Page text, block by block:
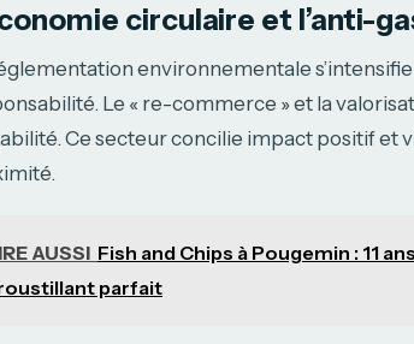
circulaire et l’anti-
environnementale
Le « re-commerce » et la
Ce secteur concilie impact positif et
AUSSI Fish and Chips à Pougemin : 11
parfait